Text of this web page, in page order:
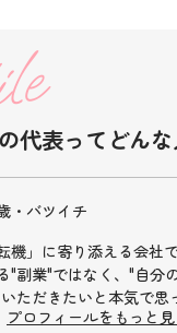
代表って どん
・バツイチ
機」に寄り添える会社
"副業"ではなく、"自分
ただきたいと本気で思
プロフィールをもっと見